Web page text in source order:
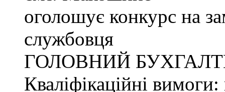
оголошує конкурс на
службовця
ГОЛОВНИЙ
Кваліфікаційні